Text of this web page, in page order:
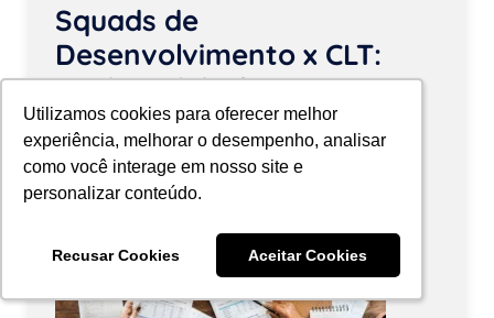
Utilizamos cookies para oferecer melhor
experiência, melhorar o desempenho, analisar
como você interage em nosso site e
personalizar conteúdo.
Recusar Cookies Aceitar Cookies
Utilizamos cookies para oferecer melhor
experiência, melhorar o desempenho, analisar
como você interage em nosso site e
personalizar conteúdo.
Recusar Cookies Aceitar Cookies
Squads de
Desenvolvimento x CLT:
qual modelo faz mais
sentido para o seu
negócio?